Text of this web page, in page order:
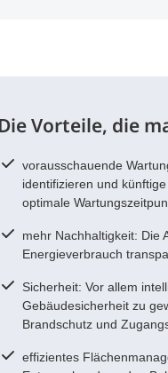
Die Vorteile, die
vorausschauende
identifizieren und
optimale
mehr Nachhaltigkeit: Die
Energieverbrauch
Sicherheit: Vor allem
Gebäudesicherheit zu
Brandschutz und
effizientes